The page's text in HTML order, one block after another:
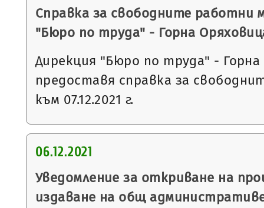
Справка за свободните работни
"Бюро по труда" - Горна
Дирекция "Бюро по труда" -
предоставя справка за
към 07.12.2021 г.
06.12.2021
Уведомление за откриване на
издаване на общ